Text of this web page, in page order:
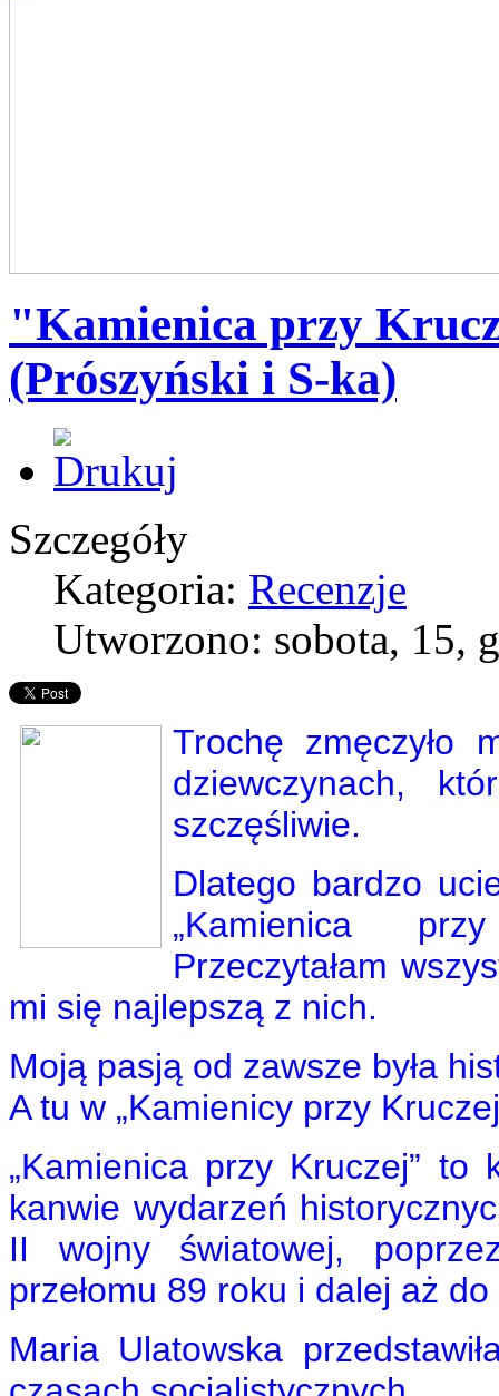
"Kamienica przy
(Prószyński i S-ka)
Szczegóły
Kategoria: Recenzje
Utworzono: sobota, 15,
Trochę zmęczyło
dziewczynach,
szczęśliwie.
Dlatego bardzo
„Kamienica
Przeczytałam
mi się najlepszą z nich.
Moją pasją od zawsze była
A tu w „Kamienicy przy
„Kamienica przy Kruczej”
kanwie wydarzeń
II wojny światowej,
przełomu 89 roku i dalej aż
Maria Ulatowska